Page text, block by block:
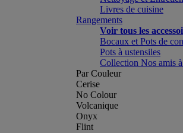
Livres de cuisine
Rangements
Voir tous les
Bocaux et Pots de
Pots à ustensiles
Collection Nos amis
Par Couleur
Cerise
No Colour
Volcanique
Onyx
Flint